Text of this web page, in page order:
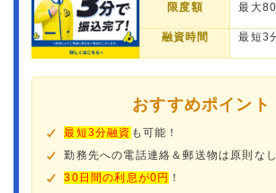
限度額 最大
融資時間 最短3
おすすめポイント
最短3分融資 も可能！
勤務先への電話連絡＆郵送物は原則なし
30日間の利息が0円 ！